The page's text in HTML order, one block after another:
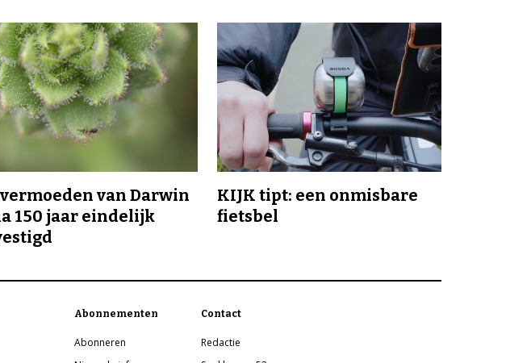
van Darwin
150 jaar eindelijk
KIJK tipt: een onmisbare
fietsbel
Abonnementen
Abonneren
Contact
Redactie